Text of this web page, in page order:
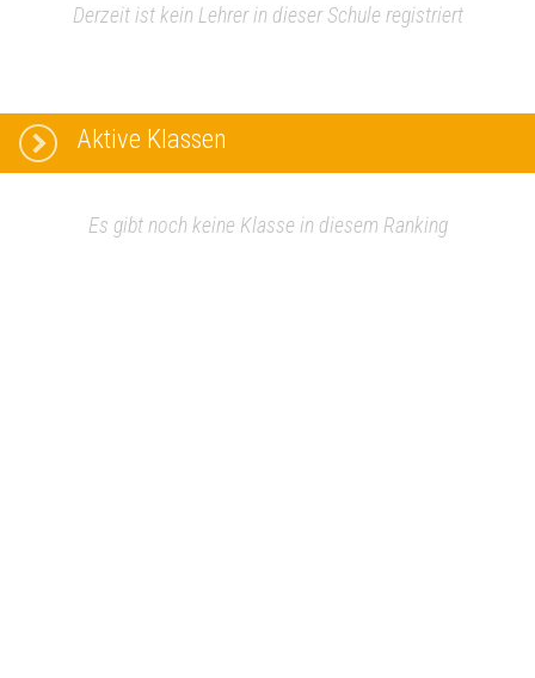
Derzeit ist kein Lehrer in dieser Schule registriert
Aktive Klassen
Es gibt noch keine Klasse in diesem Ranking